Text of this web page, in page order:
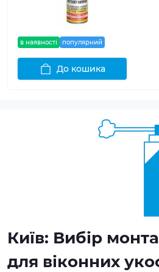
в наявності популярний
До кошика
Київ: Вибір
для віконних